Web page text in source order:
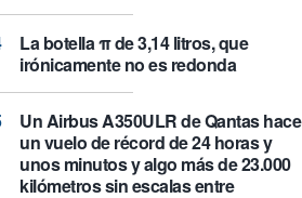
La botella π de 3,14 litros, que
irónicamente no es redonda
Un Airbus A350ULR de Qantas hace
un vuelo de récord de 24 horas y
unos minutos y algo más de 23.000
kilómetros sin escalas entre